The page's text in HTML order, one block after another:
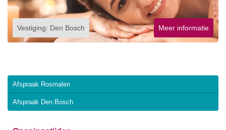
Vestiging: Den Bosch Meer informatie
Afspraak Rosmalen
Afspraak Den Bosch